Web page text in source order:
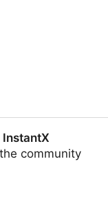
community